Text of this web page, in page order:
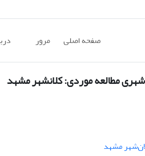
صفحه اصلی مرور
مطالعه موردی: کلانشهر مشهد
مشهد